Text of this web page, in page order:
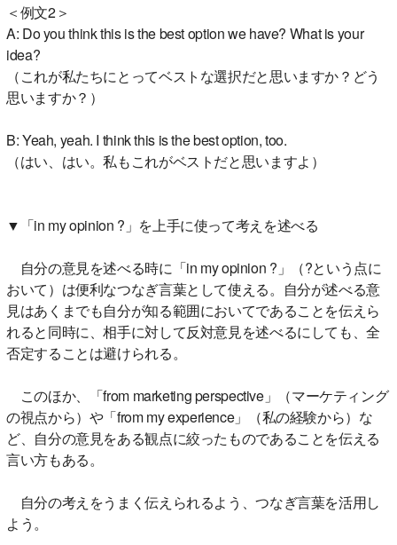
＜例文2＞
A: Do you think this is the best option we have? What is your
idea?
（これが私たちにとってベストな選択だと思いますか？どう
思いますか？）
B: Yeah, yeah. I think this is the best option, too.
（はい、はい。私もこれがベストだと思いますよ）
▼「in my opinion ?」を上手に使って考えを述べる
自分の意見を述べる時に「in my opinion ?」（?という点に
おいて）は便利なつなぎ言葉として使える。自分が述べる意
見はあくまでも自分が知る範囲においてであることを伝えら
れると同時に、相手に対して反対意見を述べるにしても、全
否定することは避けられる。
このほか、「from marketing perspective」（マーケティング
の視点から）や「from my experience」（私の経験から）な
ど、自分の意見をある観点に絞ったものであることを伝える
言い方もある。
自分の考えをうまく伝えられるよう、つなぎ言葉を活用し
よう。